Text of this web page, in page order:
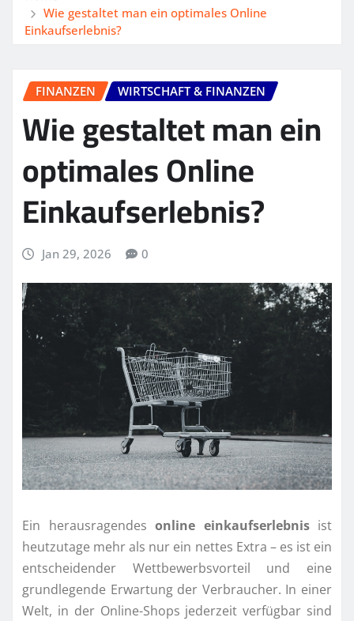
Wie gestaltet man ein optimales Online
Einkaufserlebnis?
FINANZEN WIRTSCHAFT & FINANZEN
Wie gestaltet man ein
optimales Online
Einkaufserlebnis?
Jan 29, 2026 0
Ein herausragendes online einkaufserlebnisist
heutzutage mehr als nur ein nettes Extra – es ist ein
entscheidender Wettbewerbsvorteil und eine
grundlegende Erwartung der Verbraucher. In einer
Welt, in der Online-Shops jederzeit verfügbar sind